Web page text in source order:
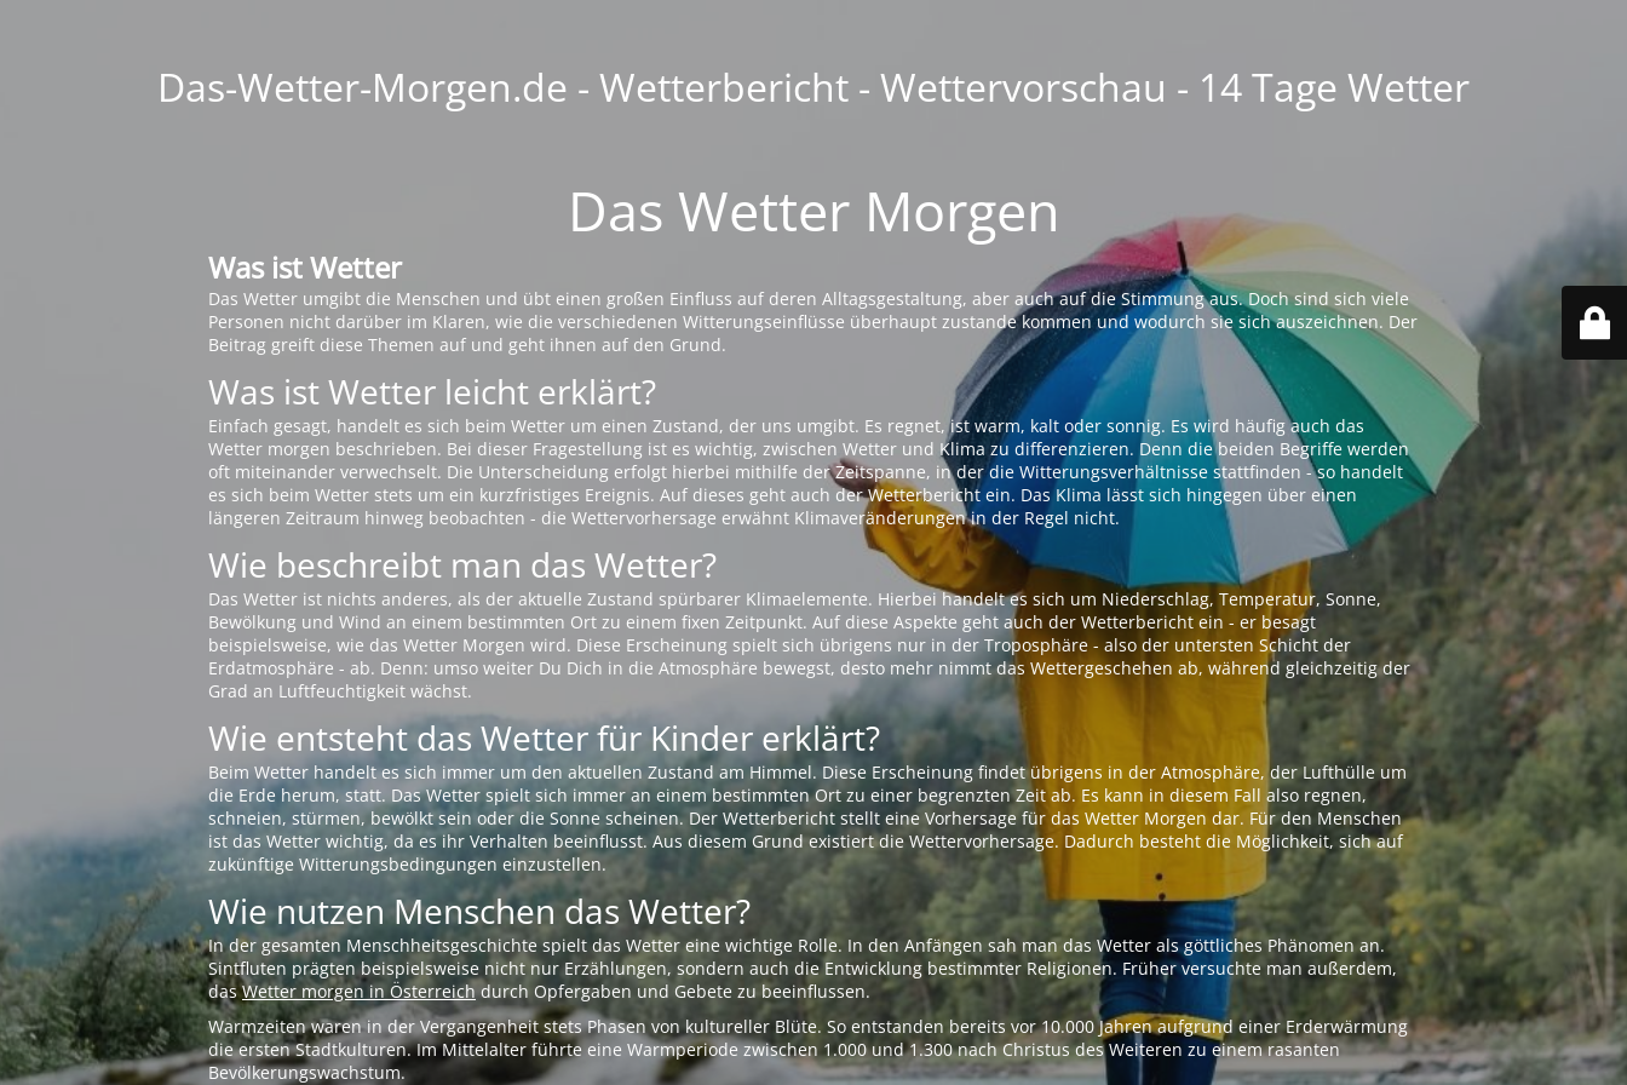
Das-Wetter-Morgen.de - Wetterbericht - Wettervorschau - 14 Tage Wetter
Das Wetter Morgen
Was ist Wetter
Das Wetter umgibt die Menschen und übt einen großen Einfluss auf deren Alltagsgestaltung, aber auch auf die Stimmung aus. Doch sind sich viele
Personen nicht darüber im Klaren, wie die verschiedenen Witterungseinflüsse überhaupt zustande kommen und wodurch sie sich auszeichnen. Der
Beitrag greift diese Themen auf und geht ihnen auf den Grund.
Was ist Wetter leicht erklärt?
Einfach gesagt, handelt es sich beim Wetter um einen Zustand, der uns umgibt. Es regnet, ist warm, kalt oder sonnig. Es wird häufig auch das
Wetter morgen beschrieben. Bei dieser Fragestellung ist es wichtig, zwischen Wetter und Klima zu differenzieren. Denn die beiden Begriffe werden
oft miteinander verwechselt. Die Unterscheidung erfolgt hierbei mithilfe der Zeitspanne, in der die Witterungsverhältnisse stattfinden - so handelt
es sich beim Wetter stets um ein kurzfristiges Ereignis. Auf dieses geht auch der Wetterbericht ein. Das Klima lässt sich hingegen über einen
längeren Zeitraum hinweg beobachten - die Wettervorhersage erwähnt Klimaveränderungen in der Regel nicht.
Wie beschreibt man das Wetter?
Das Wetter ist nichts anderes, als der aktuelle Zustand spürbarer Klimaelemente. Hierbei handelt es sich um Niederschlag, Temperatur, Sonne,
Bewölkung und Wind an einem bestimmten Ort zu einem fixen Zeitpunkt. Auf diese Aspekte geht auch der Wetterbericht ein - er besagt
beispielsweise, wie das Wetter Morgen wird. Diese Erscheinung spielt sich übrigens nur in der Troposphäre - also der untersten Schicht der
Erdatmosphäre - ab. Denn: umso weiter Du Dich in die Atmosphäre bewegst, desto mehr nimmt das Wettergeschehen ab, während gleichzeitig der
Grad an Luftfeuchtigkeit wächst.
Wie entsteht das Wetter für Kinder erklärt?
Beim Wetter handelt es sich immer um den aktuellen Zustand am Himmel. Diese Erscheinung findet übrigens in der Atmosphäre, der Lufthülle um
die Erde herum, statt. Das Wetter spielt sich immer an einem bestimmten Ort zu einer begrenzten Zeit ab. Es kann in diesem Fall also regnen,
schneien, stürmen, bewölkt sein oder die Sonne scheinen. Der Wetterbericht stellt eine Vorhersage für das Wetter Morgen dar. Für den Menschen
ist das Wetter wichtig, da es ihr Verhalten beeinflusst. Aus diesem Grund existiert die Wettervorhersage. Dadurch besteht die Möglichkeit, sich auf
zukünftige Witterungsbedingungen einzustellen.
Wie nutzen Menschen das Wetter?
In der gesamten Menschheitsgeschichte spielt das Wetter eine wichtige Rolle. In den Anfängen sah man das Wetter als göttliches Phänomen an.
Sintfluten prägten beispielsweise nicht nur Erzählungen, sondern auch die Entwicklung bestimmter Religionen. Früher versuchte man außerdem,
dasWetter morgen in Österreichdurch Opfergaben und Gebete zu beeinflussen.
Warmzeiten waren in der Vergangenheit stets Phasen von kultureller Blüte. So entstanden bereits vor 10.000 Jahren aufgrund einer Erderwärmung
die ersten Stadtkulturen. Im Mittelalter führte eine Warmperiode zwischen 1.000 und 1.300 nach Christus des Weiteren zu einem rasanten
Bevölkerungswachstum.